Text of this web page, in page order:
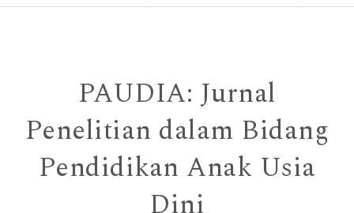
PAUDIA: Jurnal
Penelitian dalam Bidang
Pendidikan Anak Usia
Dini